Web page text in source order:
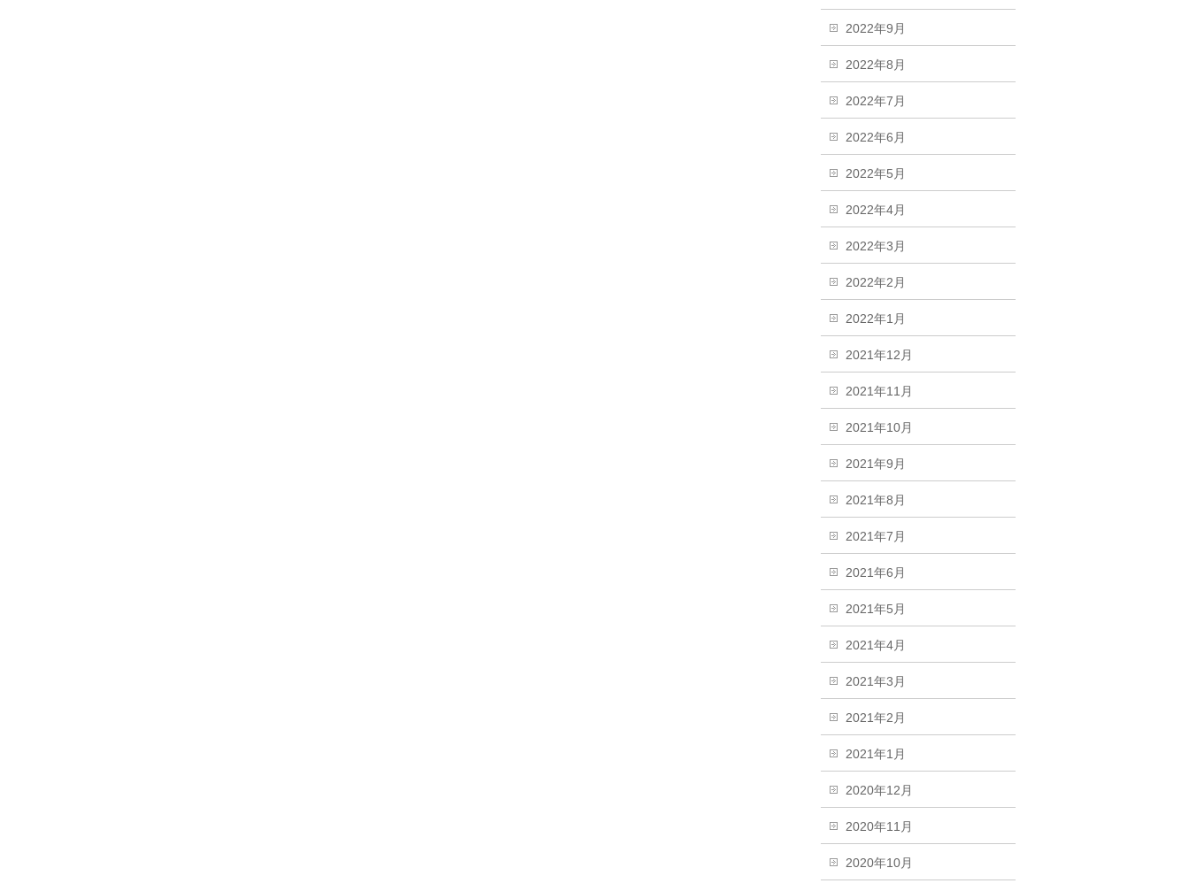
2022年9月
2022年8月
2022年7月
2022年6月
2022年5月
2022年4月
2022年3月
2022年2月
2022年1月
2021年12月
2021年11月
2021年10月
2021年9月
2021年8月
2021年7月
2021年6月
2021年5月
2021年4月
2021年3月
2021年2月
2021年1月
2020年12月
2020年11月
2020年10月